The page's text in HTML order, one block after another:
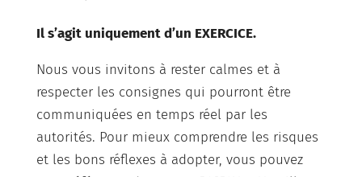
Il s’agit uniquement d’un EXERCICE.
Nous vous invitons à rester calmes et à
respecter les consignes qui pourront être
communiquées en temps réel par les
autorités. Pour mieux comprendre les risques
et les bons réflexes à adopter, vous pouvez